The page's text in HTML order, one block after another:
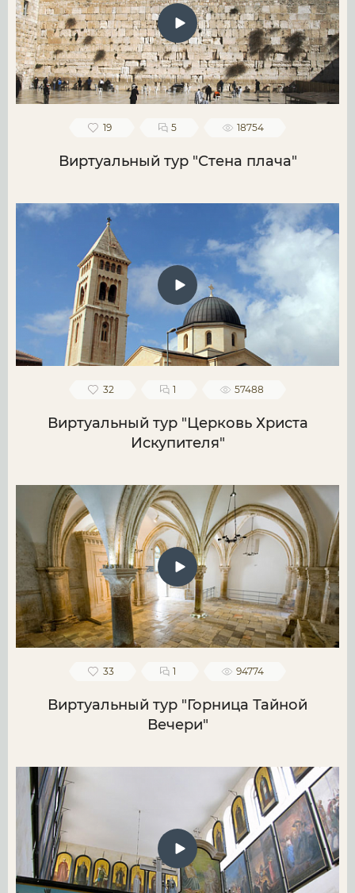
19 5 18754
Виртуальный тур "Стена плача"
32 1 57488
Виртуальный тур "Церковь Христа
Искупителя"
33 1 94774
Виртуальный тур "Горница Тайной
Вечери"